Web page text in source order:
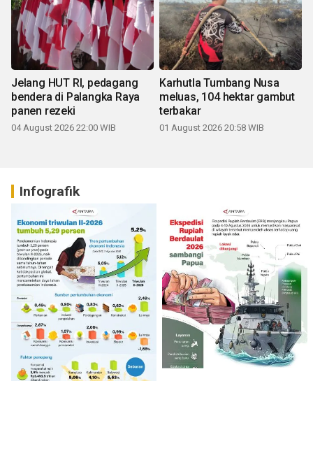
Jelang HUT RI, pedagang
bendera di Palangka Raya
panen rezeki
04 August 2026 22:00 WIB
Karhutla Tumbang Nusa
meluas, 104 hektar gambut
terbakar
01 August 2026 20:58 WIB
Infografik